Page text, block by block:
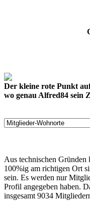
Der kleine rote Punkt
wo genau Alfred84 sein
Aus technischen Gründen
100%ig am richtigen Ort
sein. Es werden nur
Profil angegeben haben.
insgesamt 9034